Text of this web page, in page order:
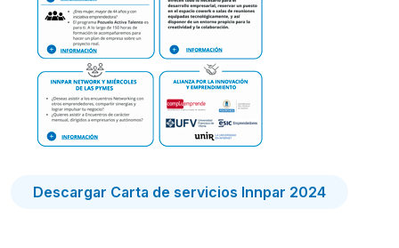
Descargar Carta de servicios Innpar 2024